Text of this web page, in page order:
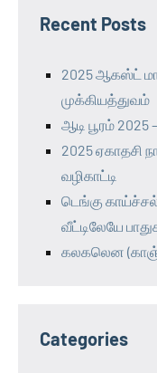
Recent Posts
2025 ஆகஸ்ட்
முக்கியத்துவம்
ஆடி பூரம் 2025
2025 ஏகாதசி
வழிகாட்டி
டெங்கு
வீட்டிலேயே
கலகலென
Categories